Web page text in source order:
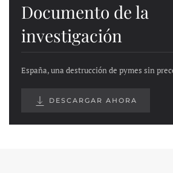
Documento de la
investigación
España, una destrucción de pymes sin
DESCARGAR AHORA